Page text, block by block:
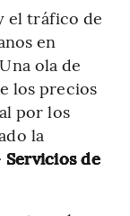
el tráfico de
en
ola de
los precios
por los
la
Servicios de